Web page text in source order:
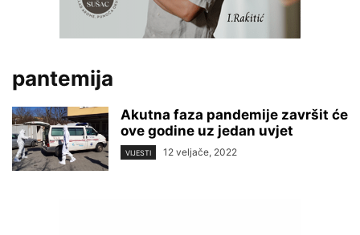
pantemija
Akutna faza pandemije završit će
ove godine uz jedan uvjet
VIJESTI 12 veljače, 2022